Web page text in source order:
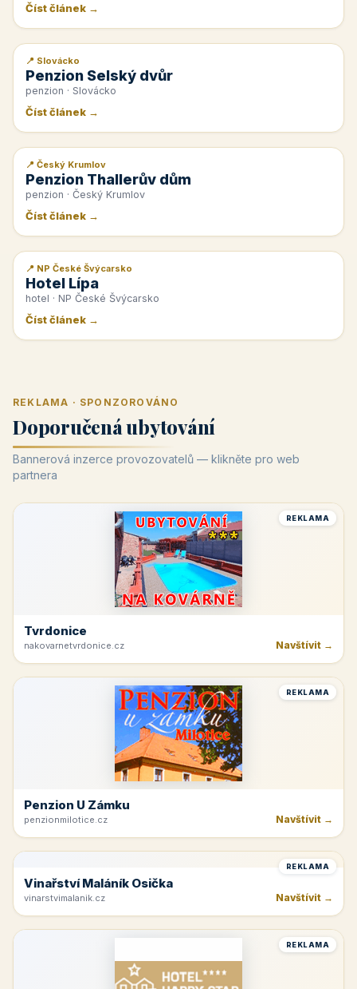
Číst článek →
📰 PR článek
📍 Slovácko
Penzion Selský dvůr
penzion · Slovácko
Číst článek →
📰 PR článek
📍 Český Krumlov
Penzion Thallerův dům
penzion · Český Krumlov
Číst článek →
📰 PR článek
📍 NP České Švýcarsko
Hotel Lípa
hotel · NP České Švýcarsko
Číst článek →
REKLAMA · SPONZOROVÁNO
Doporučená ubytování
Bannerová inzerce provozovatelů — klikněte pro web
partnera
REKLAMA
Tvrdonice
nakovarnetvrdonice.cz Navštívit →
REKLAMA
Penzion U Zámku
penzionmilotice.cz Navštívit →
REKLAMA
Vinařství Maláník Osička